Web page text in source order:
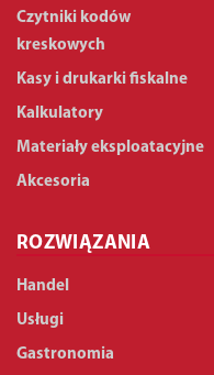
Czytniki kodów
kreskowych
Kasy i drukarki fiskalne
Kalkulatory
Materiały eksploatacyjne
Akcesoria
ROZWIĄZANIA
Handel
Usługi
Gastronomia